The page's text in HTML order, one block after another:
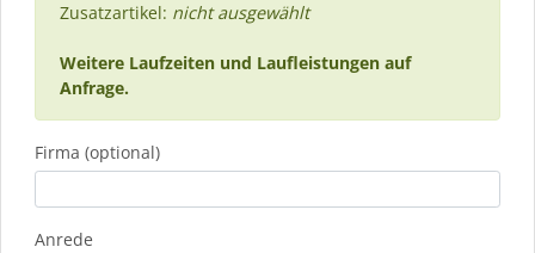
Zusatzartikel: nicht ausgewählt
Weitere Laufzeiten und Laufleistungen auf
Anfrage.
Firma (optional)
Anrede